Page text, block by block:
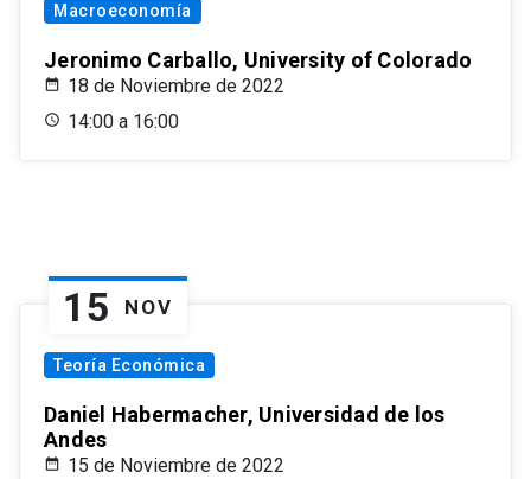
Macroeconomía
Jeronimo Carballo, University of Colorado
18 de Noviembre de 2022
14:00 a 16:00
15 NOV
Teoría Económica
Daniel Habermacher, Universidad de los
Andes
15 de Noviembre de 2022